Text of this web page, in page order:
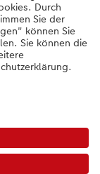
[Mo bis Fr von
12:00 - 16:00]